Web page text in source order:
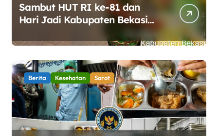
Sambut HUT RI ke-81 dan
Hari Jadi Kabupaten Bekasi
ke-76, Pemdes Muara bakti
Gotong Royong Percantik
Jembatan CBL
Berita Kesehatan Sorot